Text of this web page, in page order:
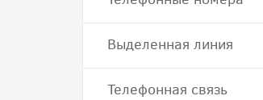
Выделенная линия
Телефонная связь